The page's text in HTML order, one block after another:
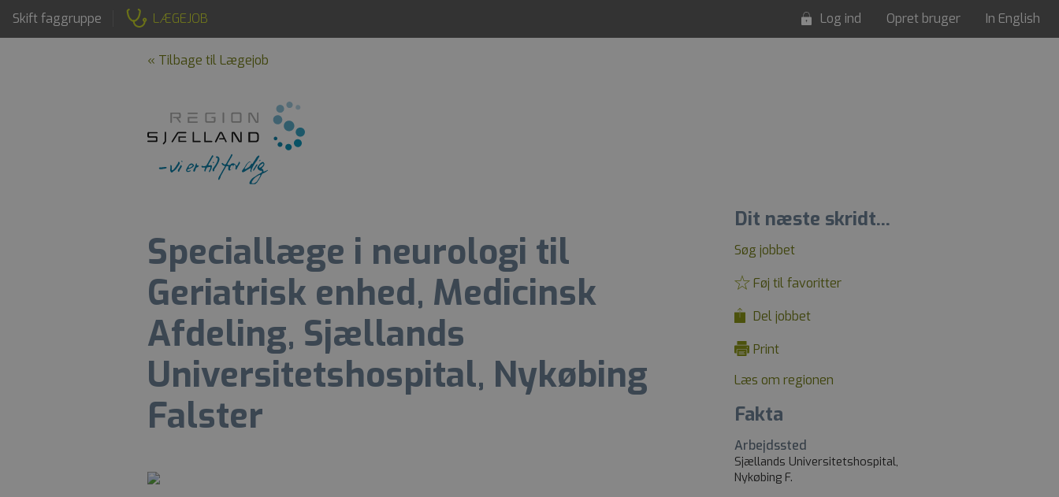
Skift faggruppe LÆGEJOB Log ind Opret bruger In English
« Tilbage til Lægejob
Speciallæge i neurologi til
Geriatrisk enhed, Medicinsk
Afdeling, Sjællands
Universitetshospital, Nykøbing
Falster
Dit næste skridt...
Søg jobbet
Føj til favoritter
Del jobbet
Print
Læs om regionen
Fakta
Arbejdssted
Sjællands Universitetshospital,
Nykøbing F.